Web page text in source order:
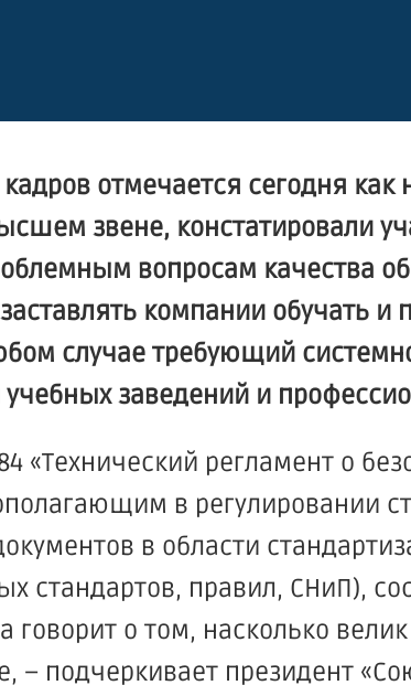
отмечается сегодня как
звене, констатировали
вопросам качества
компании обучать
случае требующий
учебных заведений и
«Технический регламент о
в регулировании
в области
стандартов, правил, СНиП),
говорит о том, насколько
– подчеркивает президент